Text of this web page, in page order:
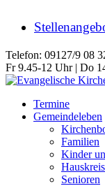
Telefon: 09127/9 08
Fr 9.45-12 Uhr | Do
Termine
Gemeindeleben
Familien
Kinder
Senioren